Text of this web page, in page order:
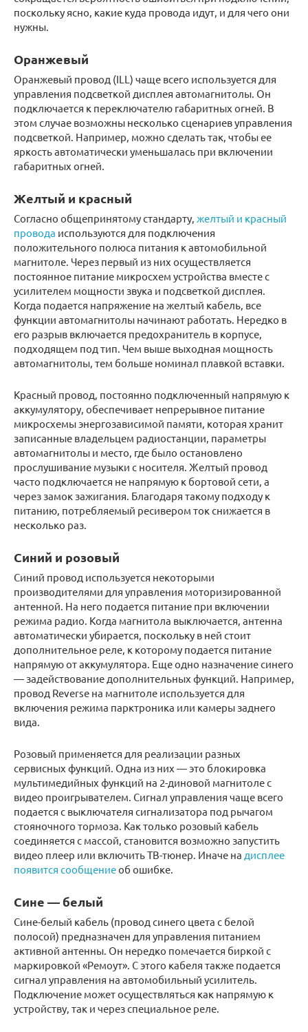
поскольку ясно, какие куда провода идут, и для чего они
нужны.
Оранжевый
Оранжевый провод (ILL) чаще всего используется для
управления подсветкой дисплея автомагнитолы. Он
подключается к переключателю габаритных огней. В
этом случае возможны несколько сценариев управления
подсветкой. Например, можно сделать так, чтобы ее
яркость автоматически уменьшалась при включении
габаритных огней.
Желтый и красный
Согласно общепринятому стандарту, желтый и красный
провода используются для подключения
положительного полюса питания к автомобильной
магнитоле. Через первый из них осуществляется
постоянное питание микросхем устройства вместе с
усилителем мощности звука и подсветкой дисплея.
Когда подается напряжение на желтый кабель, все
функции автомагнитолы начинают работать. Нередко в
его разрыв включается предохранитель в корпусе,
подходящем под тип. Чем выше выходная мощность
автомагнитолы, тем больше номинал плавкой вставки.
Красный провод, постоянно подключенный напрямую к
аккумулятору, обеспечивает непрерывное питание
микросхемы энергозависимой памяти, которая хранит
записанные владельцем радиостанции, параметры
автомагнитолы и место, где было остановлено
прослушивание музыки с носителя. Желтый провод
часто подключается не напрямую к бортовой сети, а
через замок зажигания. Благодаря такому подходу к
питанию, потребляемый ресивером ток снижается в
несколько раз.
Синий и розовый
Синий провод используется некоторыми
производителями для управления моторизированной
антенной. На него подается питание при включении
режима радио. Когда магнитола выключается, антенна
автоматически убирается, поскольку в ней стоит
дополнительное реле, к которому подается питание
напрямую от аккумулятора. Еще одно назначение синего
— задействование дополнительных функций. Например,
провод Reverse на магнитоле используется для
включения режима парктроника или камеры заднего
вида.
Розовый применяется для реализации разных
сервисных функций. Одна из них — это блокировка
мультимедийных функций на 2-диновой магнитоле с
видео проигрывателем. Сигнал управления чаще всего
подается с выключателя сигнализатора под рычагом
стояночного тормоза. Как только розовый кабель
соединяется с массой, становится возможно запустить
видео плеер или включить ТВ-тюнер. Иначе на дисплее
появится сообщениеоб ошибке.
Сине — белый
Сине-белый кабель (провод синего цвета с белой
полосой) предназначен для управления питанием
активной антенны. Он нередко помечается биркой с
маркировкой «Ремоут». С этого кабеля также подается
сигнал управления на автомобильный усилитель.
Подключение может осуществляться как напрямую к
устройству, так и через специальное реле.